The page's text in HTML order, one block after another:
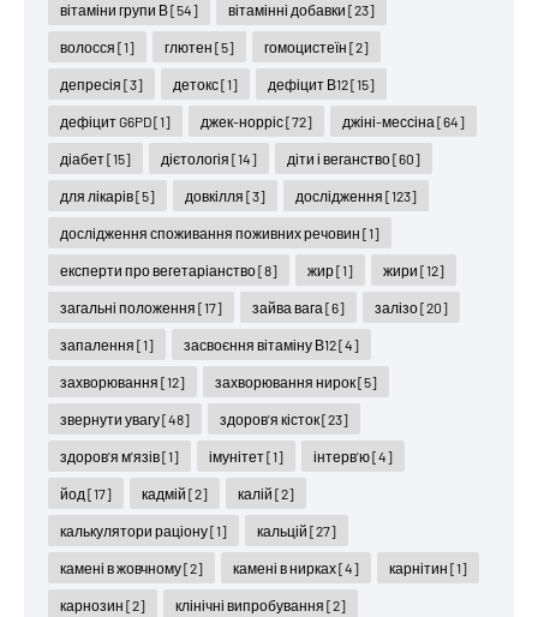
вітаміни групи В[54] вітамінні добавки [23]
волосся [1] глютен [5] гомоцистеїн [2]
депресія [3] детокс[1] дефіцит В12[15]
дефіцит G6PD[1] джек-норріс[72] джіні-мессіна [64]
діабет[15] дієтологія [14] діти і веганство[60]
для лікарів[5] довкілля [3] дослідження [123]
дослідження споживання поживних речовин [1]
експерти про вегетаріанство[8] жир[1] жири [12]
загальні положення [17] зайва вага [6] залізо[20]
запалення [1] засвоєння вітаміну В12[4]
захворювання [12] захворювання нирок[5]
звернути увагу[48] здоров'я кісток[23]
здоров'я м'язів[1] імунітет[1] інтерв'ю[4]
йод [17] кадмій [2] калій [2]
калькулятори раціону[1] кальцій [27]
камені в жовчному[2] камені в нирках[4] карнітин [1]
карнозин [2] клінічні випробування [2]